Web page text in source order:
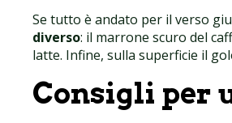
Se tutto è andato per il verso
diverso: il marrone scuro del
latte. Infine, sulla superficie il
Consigli per